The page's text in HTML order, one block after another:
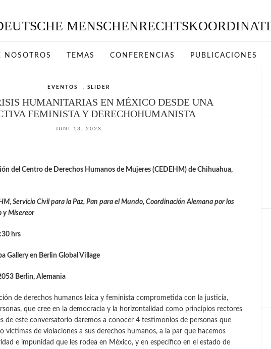
NOSOTROS TEMAS CONFERENCIAS PUBLICACIONES
EVENTOS , SLIDER
HUMANITARIAS EN MÉXICO DESDE UNA
FEMINISTA Y DERECHOHUMANISTA
JUNI 13, 2023
del Centro de Derechos Humanos de Mujeres (CEDEHM) de Chihuahua,
Servicio Civil para la Paz, Pan para el Mundo, Coordinación Alemana por los
y Misereor
hrs
Gallery en Berlin Global Village
Berlin, Alemania
de derechos humanos laica y feminista comprometida con la justicia,
que cree en la democracia y la horizontalidad como principios rectores
de este conversatorio daremos a conocer 4 testimonios de personas que
víctimas de violaciones a sus derechos humanos, a la par que hacemos
e impunidad que les rodea en México, y en específico en el estado de